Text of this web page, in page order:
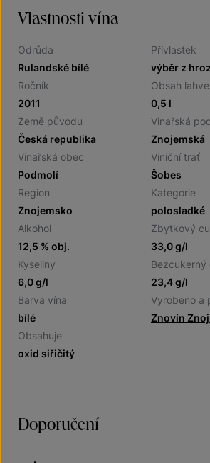
Vlastnosti vína
Odrůda
Rulandské bílé
Přívlastek
výběr z
Ročník
2011
Obsah lahve
0,5 l
Země původu
Česká republika
Vinařská
Znojemská
Vinařská obec
Podmolí
Viniční trať
Šobes
Region
Znojemsko
Kategorie
polosladké
Alkohol
12,5 % obj.
Zbytkový
33,0 g/l
Kyseliny
6,0 g/l
Bezcukerný
23,4 g/l
Barva vína
bílé
Vyrobeno a
Znovín
Obsahuje
oxid siřičitý
Doporučení